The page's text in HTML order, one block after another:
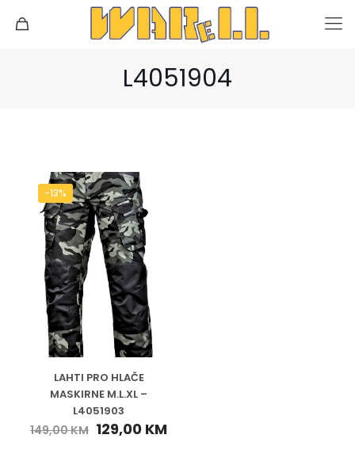
L4051904
-13%
LAHTI PRO HLAČE
MASKIRNE M.L.XL –
L4051903
149,00KM 129,00 KM